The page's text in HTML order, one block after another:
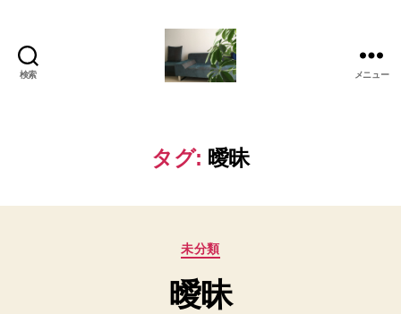
検索
美
(お
も
あ
の
ブ
メニュー
タグ: 曖昧
カ
ゴ
リ
未分類
曖昧